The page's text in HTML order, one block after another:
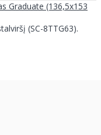
Graduate (136,5x153
(SC-8TTG63).